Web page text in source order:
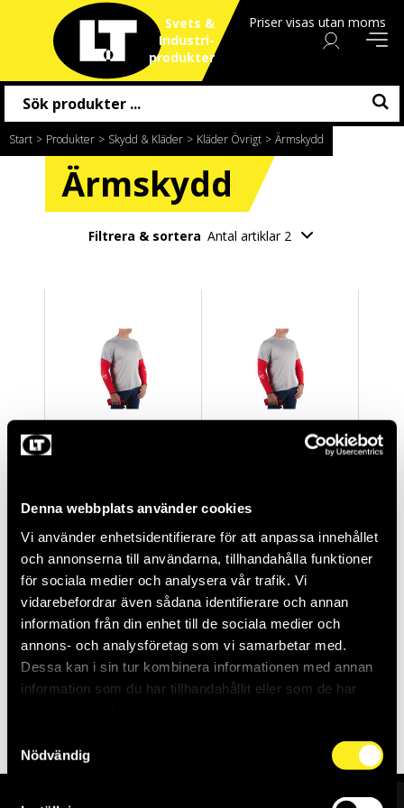
Denna webbplats använder cookies
Vi använder enhetsidentifierare för att anpassa innehållet
och annonserna till användarna, tillhandahålla funktioner
för sociala medier och analysera vår trafik. Vi
vidarebefordrar även sådana identifierare och annan
information från din enhet till de sociala medier och
annons- och analysföretag som vi samarbetar med.
Dessa kan i sin tur kombinera informationen med annan
information som du har tillhandahållit eller som de har
Nödvändig
Priser visas utan moms
Svets &
Industri
produkter
Start / Produkter / Skydd & Kläder / Kläder Övrigt / Ärmskydd
Ärmskydd
Filtrera & sortera Antal artiklar 2
MW4932478584
MW4932478585
Skapa konto